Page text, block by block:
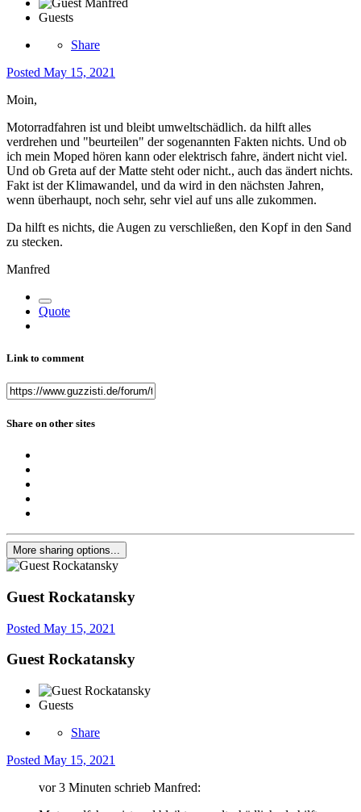
Guests
Share
Posted May 15, 2021
Moin,
Motorradfahren ist und bleibt umweltschädlich. da hilft alles
verdrehen und "beurteilen" der sogenannten Fakten nichts. Und ob
ich mein Moped hören kann oder elektrisch fahre, ändert nicht viel.
Und ob Greta auf der Matte steht oder nicht., auch das ändert nichts.
Fakt ist der Klimawandel, und da wird in den nächsten Jahren,
wenn überhaupt, noch sehr, sehr viel auf uns alle zukommen.
Da hilft es nichts, die Augen zu verschließen, den Kopf in den Sand
zu stecken.
Manfred
Quote
Link to comment
Share on other sites
More sharing options...
Guest Rockatansky
Posted May 15, 2021
Guest Rockatansky
Guests
Share
Posted May 15, 2021
vor 3 Minuten schrieb Manfred: